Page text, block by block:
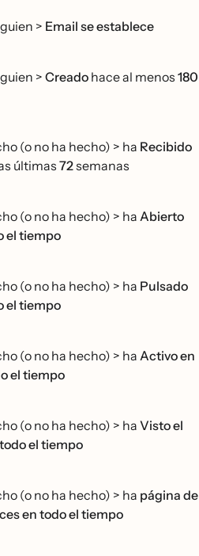
> Email se establece
> Creado hace al menos 180
(o no ha hecho) > ha Recibido
últimas 72semanas
(o no ha hecho) > ha Abierto
el tiempo
(o no ha hecho) > ha Pulsado
el tiempo
(o no ha hecho) > ha Activo en
el tiempo
(o no ha hecho) > ha Visto el
el tiempo
(o no ha hecho) > ha página de
en todo el tiempo